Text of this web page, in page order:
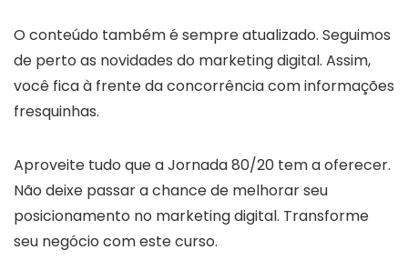
O conteúdo também é sempre atualizado. Seguimos
de perto as novidades do marketing digital. Assim,
você fica à frente da concorrência com informações
fresquinhas.
Aproveite tudo que a Jornada 80/20 tem a oferecer.
Não deixe passar a chance de melhorar seu
posicionamento no marketing digital. Transforme
seu negócio com este curso.